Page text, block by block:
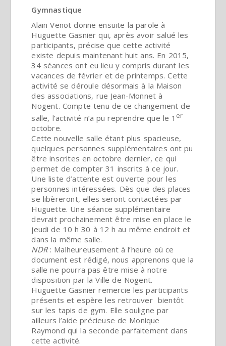
Gymnastique
Alain Venot donne ensuite la parole à
Huguette Gasnier qui, après avoir salué les
participants, précise que cette activité
existe depuis maintenant huit ans. En 2015,
34 séances ont eu lieu y compris durant les
vacances de février et de printemps. Cette
activité se déroule désormais à la Maison
des associations, rue Jean-Monnet à
Nogent. Compte tenu de ce changement de
salle, l’activité n’a pu reprendre que le 1 er
octobre.
Cette nouvelle salle étant plus spacieuse,
quelques personnes supplémentaires ont pu
être inscrites en octobre dernier, ce qui
permet de compter 31 inscrits à ce jour.
Une liste d’attente est ouverte pour les
personnes intéressées. Dès que des places
se libèreront, elles seront contactées par
Huguette. Une séance supplémentaire
devrait prochainement être mise en place le
jeudi de 10 h 30 à 12 h au même endroit et
dans la même salle.
NDR : Malheureusement à l’heure où ce
document est rédigé, nous apprenons que la
salle ne pourra pas être mise à notre
disposition par la Ville de Nogent.
Huguette Gasnier remercie les participants
présents et espère les retrouver bientôt
sur les tapis de gym. Elle souligne par
ailleurs l’aide précieuse de Monique
Raymond qui la seconde parfaitement dans
cette activité.